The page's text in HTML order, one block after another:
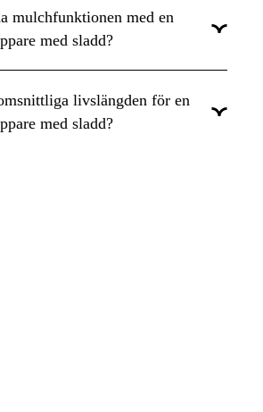
mulchfunktionen med en
med sladd?
enkelt filtrera i listan för att välja med
Här har vi samlat alla
livslängden för en
med sladd?